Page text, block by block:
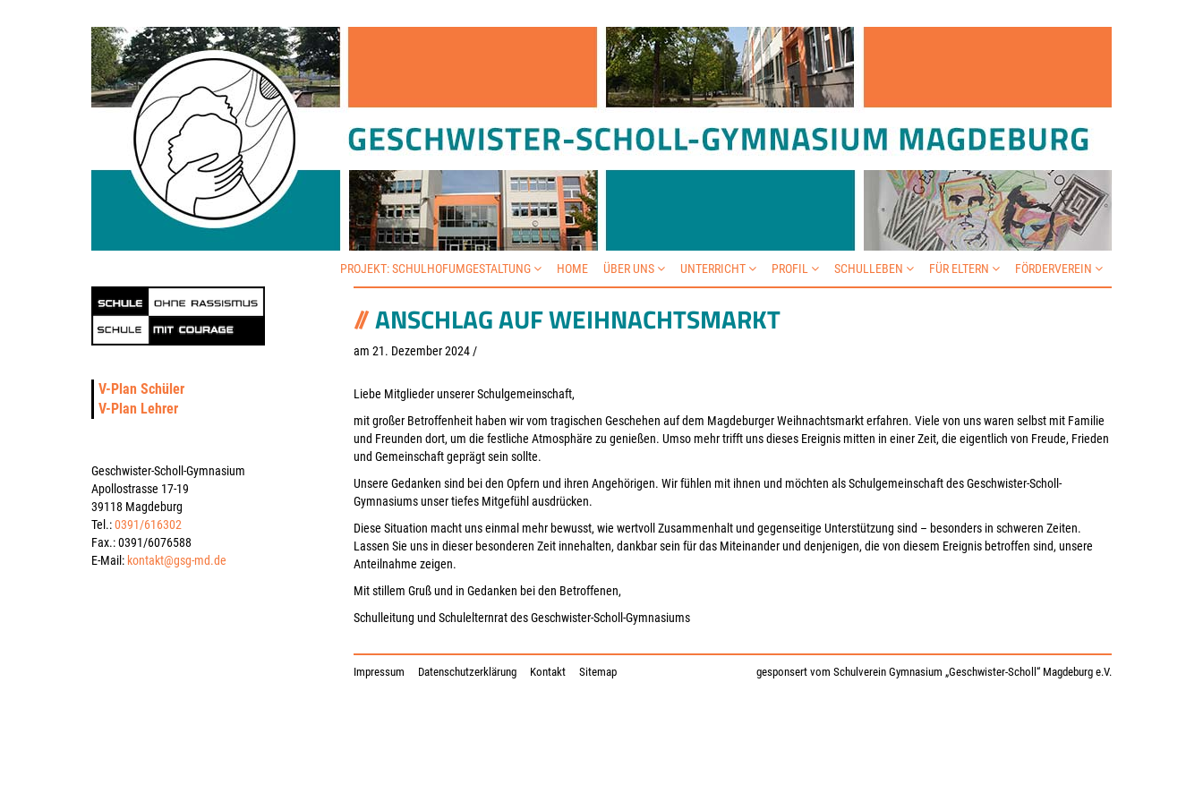
PROJEKT: SCHULHOFUMGESTALTUNG HOME ÜBER UNS UNTERRICHT PROFIL SCHULLEBEN FÜR ELTERN FÖRDERVEREIN
ANSCHLAG AUF WEIHNACHTSMARKT
am 21. Dezember 2024/
Liebe Mitglieder unserer Schulgemeinschaft,
mit großer Betroffenheit haben wir vom tragischen Geschehen auf dem Magdeburger Weihnachtsmarkt erfahren. Viele von uns waren selbst mit Familie
und Freunden dort, um die festliche Atmosphäre zu genießen. Umso mehr trifft uns dieses Ereignis mitten in einer Zeit, die eigentlich von Freude, Frieden
und Gemeinschaft geprägt sein sollte.
Unsere Gedanken sind bei den Opfern und ihren Angehörigen. Wir fühlen mit ihnen und möchten als Schulgemeinschaft des Geschwister-Scholl-
Gymnasiums unser tiefes Mitgefühl ausdrücken.
Diese Situation macht uns einmal mehr bewusst, wie wertvoll Zusammenhalt und gegenseitige Unterstützung sind – besonders in schweren Zeiten.
Lassen Sie uns in dieser besonderen Zeit innehalten, dankbar sein für das Miteinander und denjenigen, die von diesem Ereignis betroffen sind, unsere
Anteilnahme zeigen.
Mit stillem Gruß und in Gedanken bei den Betroffenen,
Schulleitung und Schulelternrat des Geschwister-Scholl-Gymnasiums
V-Plan Schüler
V-Plan Lehrer
Geschwister-Scholl-Gymnasium
Apollostrasse 17-19
39118 Magdeburg
Tel.:0391/616302
Fax.: 0391/6076588
E-Mail: kontakt@gsg-md.de
Impressum Datenschutzerklärung Kontakt Sitemap gesponsert vom Schulverein Gymnasium „Geschwister-Scholl“ Magdeburg e.V.